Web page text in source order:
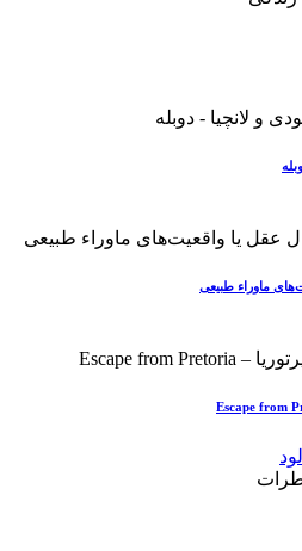
ماوراء طبیعی